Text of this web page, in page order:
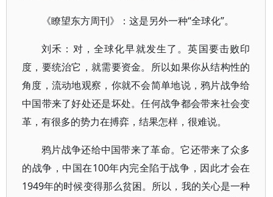
《瞭望东方周刊》：这是另外一种“全球化”。
刘禾：对，全球化早就发生了。英国要击败印
度，要统治它，就需要资金。所以如果你从结构性的
角度，流动地观察，你就不会简单地说，鸦片战争给
中国带来了好处还是坏处。任何战争都会带来社会变
革，有很多的势力在搏弈，结果怎样，很难说。
鸦片战争还给中国带来了革命。它还带来了众多
的战争，中国在100年内完全陷于战争，因此才会在
1949年的时候变得那么贫困。所以，我的关心是一种